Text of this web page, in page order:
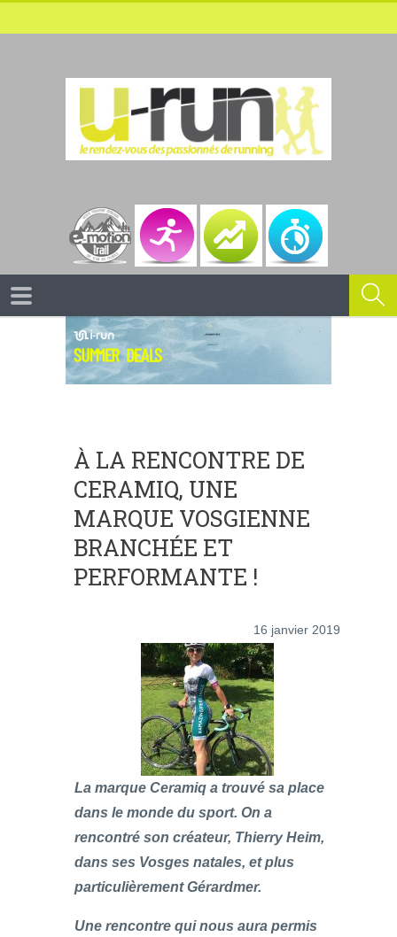
À LA RENCONTRE DE
CERAMIQ, UNE
MARQUE VOSGIENNE
BRANCHÉE ET
PERFORMANTE !
16 janvier 2019
La marque Ceramiq a trouvé sa place
dans le monde du sport. On a
rencontré son créateur, Thierry Heim,
dans ses Vosges natales, et plus
particulièrement Gérardmer.
Une rencontre qui nous aura permis